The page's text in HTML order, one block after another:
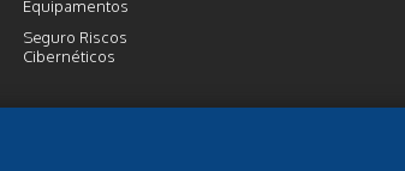
Equipamentos
Seguro Riscos
Cibernéticos